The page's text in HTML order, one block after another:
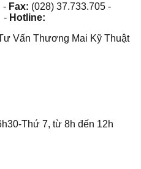
- Fax: (028) 37.733.705 -
- Hotline:
Vấn Thương Mai Kỹ Thuật
Thứ 7, từ 8h đến 12h